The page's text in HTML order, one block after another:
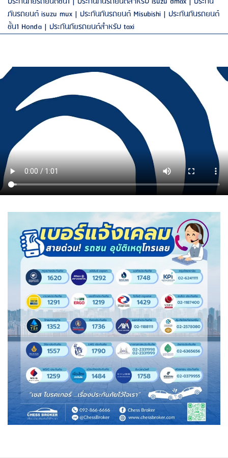
ภันรถยนต์ isuzu mux | ประกันภันรถยนต์ Misubishi | ประกันภันรถยนต์
ชั้น1 Honda | ประกันภัยรถยนต์สำหรับ taxi